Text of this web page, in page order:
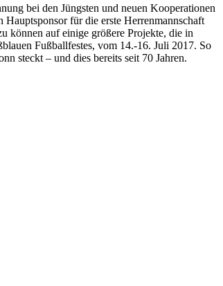
bei den Jüngsten und neuen Kooperationen
für die erste Herrenmannschaft
können auf einige größere Projekte, die in
Fußballfestes, vom 14.-16. Juli 2017. So
steckt – und dies bereits seit 70 Jahren.